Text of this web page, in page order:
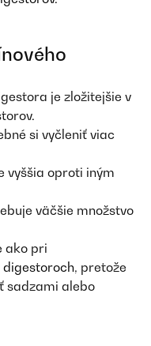
je zložitejšie v
si vyčleniť viac
vyššia oproti iným
väčšie množstvo
ako pri
digestoroch, pretože
sadzami alebo